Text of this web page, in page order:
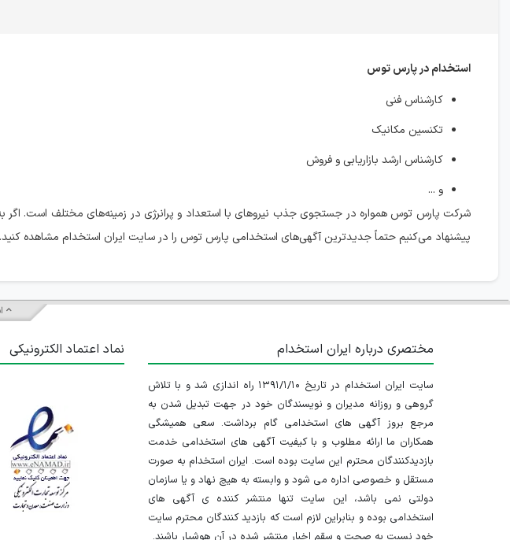
استخدام در پارس توس
کارشناس فنی
تکنسین مکانیک
کارشناس ارشد بازاریابی و فروش
و ...
شرکت پارس توس همواره در جستجوی جذب نیروهای با استعداد و پرانرژی در زمینه‌های مختلف است.
پیشنهاد می‌کنیم حتماً جدیدترین آگهی‌های استخدامی پارس توس را در سایت ایران استخدام مشاهده کنید.
مختصری درباره ایران استخدام
سایت ایران استخدام در تاریخ ۱۳۹۱/۱/۱۰ راه اندازی شد و با تلاش
گروهی و روزانه مدیران و نویسندگان خود در جهت تبدیل شدن به
مرجع بروز آگهی های استخدامی گام برداشت. سعی همیشگی
همکاران ما ارائه مطلوب و با کیفیت آگهی های استخدامی خدمت
بازدیدکنندگان محترم این سایت بوده است. ایران استخدام به صورت
مستقل و خصوصی اداره می شود و وابسته به هیچ نهاد و یا سازمان
دولتی نمی باشد، این سایت تنها منتشر کننده ی آگهی های
استخدامی بوده و بنابراین لازم است که بازدید کنندگان محترم سایت
خود نسبت به صحت و سقم اخبار منتشر شده در آن هوشیار باشند.
نماد اعتماد الکترونیکی